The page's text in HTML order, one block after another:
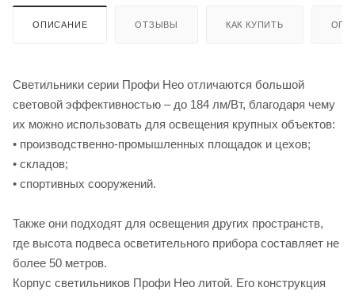
ОПИСАНИЕ ОТЗЫВЫ КАК КУПИТЬ
Светильники серии Профи Нео отличаются большой
световой эффективностью – до 184 лм/Вт, благодаря чему
их можно использовать для освещения крупных объектов:
• производственно-промышленных площадок и цехов;
• складов;
• спортивных сооружений.
Также они подходят для освещения других пространств,
где высота подвеса осветительного прибора составляет не
более 50 метров.
Корпус светильников Профи Нео литой. Его конструкция